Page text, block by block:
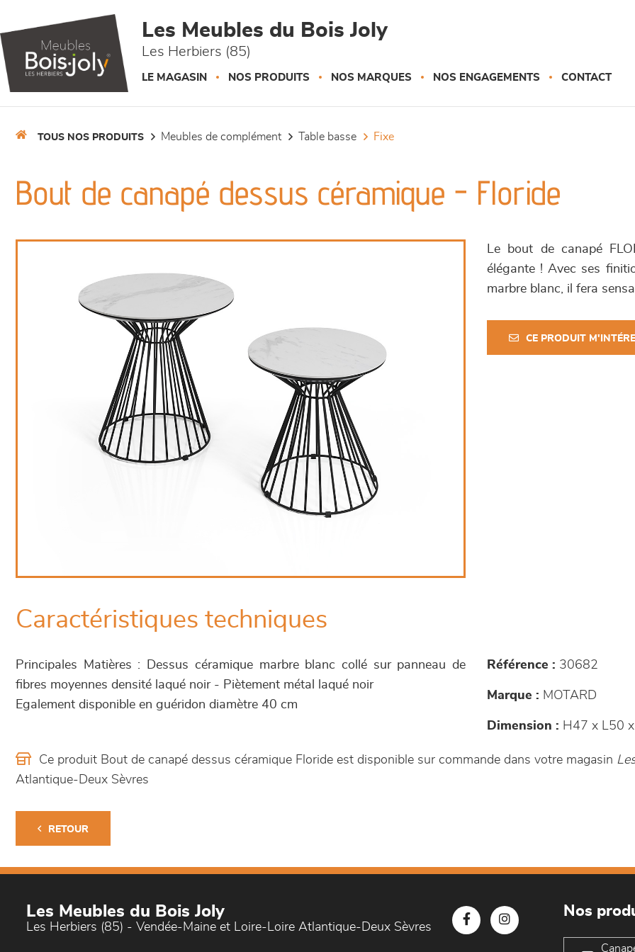
Les Meubles du Bois Joly
Les Herbiers (85)
LE MAGASIN NOS PRODUITS NOS MARQUES NOS ENGAGEMENTS CONTACT
TOUS NOS PRODUITS meubles de complément table basse fixe
Bout de canapé dessus céramique - Floride
Le bout de canapé
élégante ! Avec ses
marbre blanc, il fera
CE PRODUIT
Caractéristiques techniques
Principales Matières : Dessus céramique marbre blanc collé sur panneau de
fibres moyennes densité laqué noir - Piètement métal laqué noir
Egalement disponible en guéridon diamètre 40 cm
Référence : 30682
Marque : MOTARD
Dimension : H47 x L50
Ce produit Bout de canapé dessus céramique Floride est disponible sur commande dans votre magasin
Atlantique-Deux Sèvres
RETOUR
Les Meubles du Bois Joly
Les Herbiers (85) - Vendée-Maine et Loire-Loire Atlantique-Deux Sèvres
Nos